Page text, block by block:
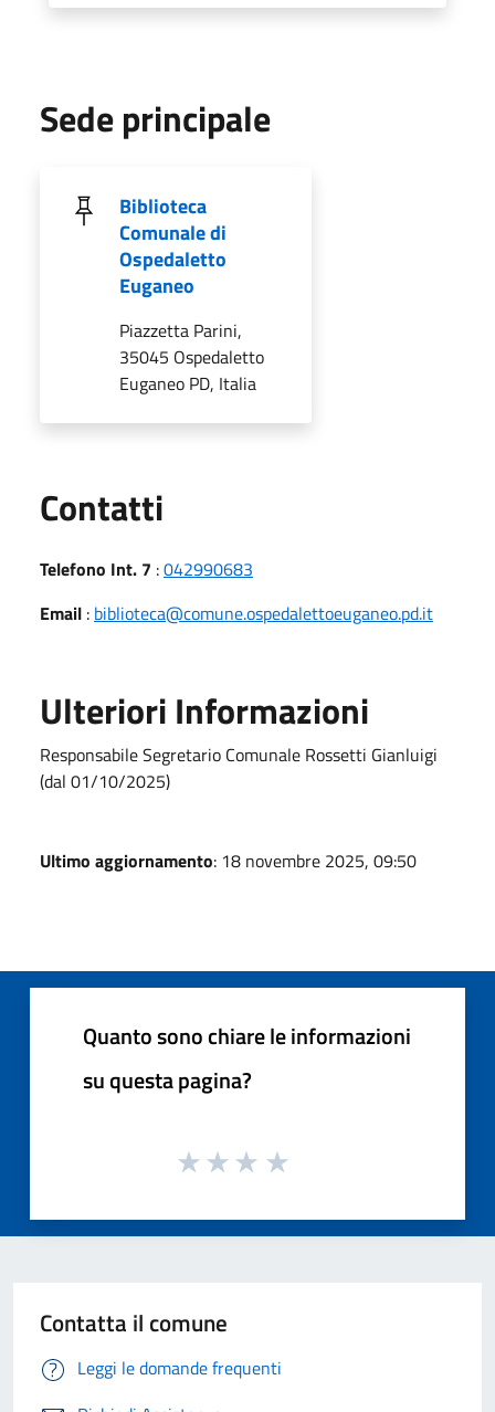
Sede principale
Biblioteca
Comunale di
Ospedaletto
Euganeo
Piazzetta Parini,
35045 Ospedaletto
Euganeo PD, Italia
Contatti
Telefono Int. 7 :042990683
Email : biblioteca@comune.ospedalettoeuganeo.pd.it
Ulteriori Informazioni
Responsabile Segretario Comunale Rossetti Gianluigi
(dal 01/10/2025)
Ultimo aggiornamento: 18 novembre 2025, 09:50
Quanto sono chiare le informazioni
su questa pagina?
Contatta il comune
Leggi le domande frequenti